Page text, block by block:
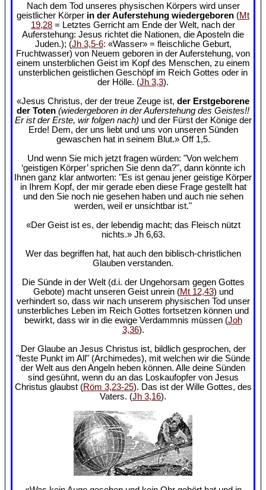
Nach dem Tod unseres physischen Körpers wird unser
geistlicher Körper in der Auferstehung wiedergeboren (Mt
19,28 = Letztes Gerricht am Ende der Welt, nach der
Auferstehung: Jesus richtet die Nationen, die Aposteln die
Juden.); (Jh 3,5-6: «Wasser» = fleischliche Geburt,
Fruchtwasser) von Neuem geboren in der Auferstehung, von
einem unsterblichen Geist im Kopf des Menschen, zu einem
unsterblichen geistlichen Geschöpf im Reich Gottes oder in
der Hölle. (Jh 3,3).
«Jesus Christus, der der treue Zeuge ist, der Erstgeborene
der Toten (wiedergeboren in der Auferstehung des Geistes!!
Er ist der Erste, wir folgen nach) und der Fürst der Könige der
Erde! Dem, der uns liebt und uns von unseren Sünden
gewaschen hat in seinem Blut.» Off 1,5.
Und wenn Sie mich jetzt fragen würden: "Von welchem
‘geistigen Körper’ sprichen Sie denn da?", dann könnte ich
Ihnen ganz klar antworten: "Es ist genau jener geistige Körper
in Ihrem Kopf, der mir gerade eben diese Frage gestellt hat
und den Sie noch nie gesehen haben und auch nie sehen
werden, weil er unsichtbar ist."
«Der Geist ist es, der lebendig macht; das Fleisch nützt
nichts.» Jh 6,63.
Wer das begriffen hat, hat auch den biblisch-christlichen
Glauben verstanden.
Die Sünde in der Welt (d.i. der Ungehorsam gegen Gottes
Gebote) macht unseren Geist unrein (Mt 12,43) und
verhindert so, dass wir nach unserem physischen Tod unser
unsterbliches Leben im Reich Gottes fortsetzen können und
bewirkt, dass wir in die ewige Verdammnis müssen (Joh
3,36).
Der Glaube an Jesus Christus ist, bildlich gesprochen, der
"feste Punkt im All" (Archimedes), mit welchen wir die Sünde
der Welt aus den Angeln heben können. Alle deine Sünden
sind gesühnt, wenn du an das Loskaufopfer von Jesus
Christus glaubst (Röm 3,23-25). Das ist der Wille Gottes, des
Vaters. (Jh 3,16).